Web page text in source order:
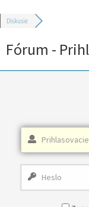
Diskusie
Fórum -